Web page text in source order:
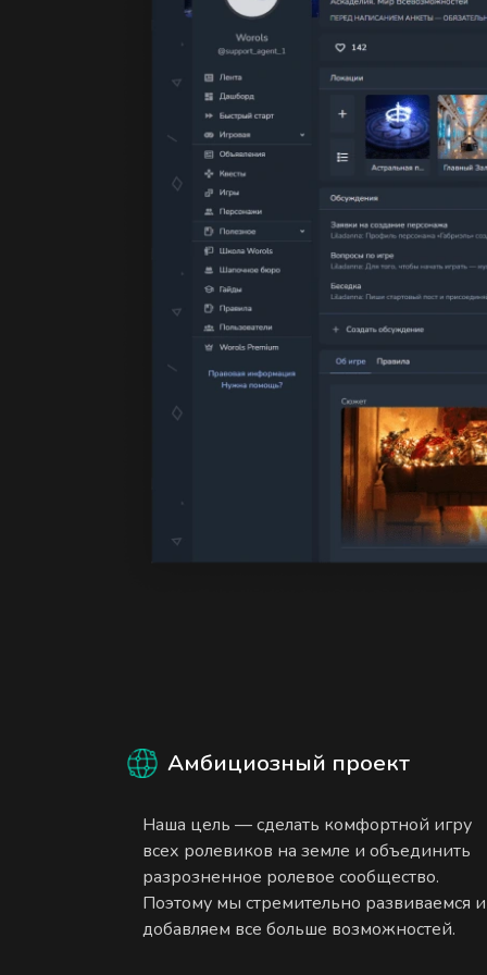
Амбициозный проект
Наша цель — сделать комфортной игру
всех ролевиков на земле и объединить
разрозненное ролевое сообщество.
Поэтому мы стремительно развиваемся и
добавляем все больше возможностей.